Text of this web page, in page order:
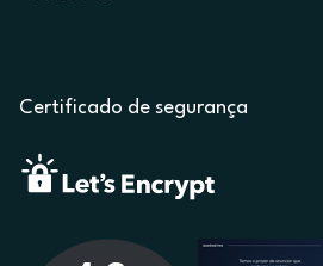
Certificado de segurança